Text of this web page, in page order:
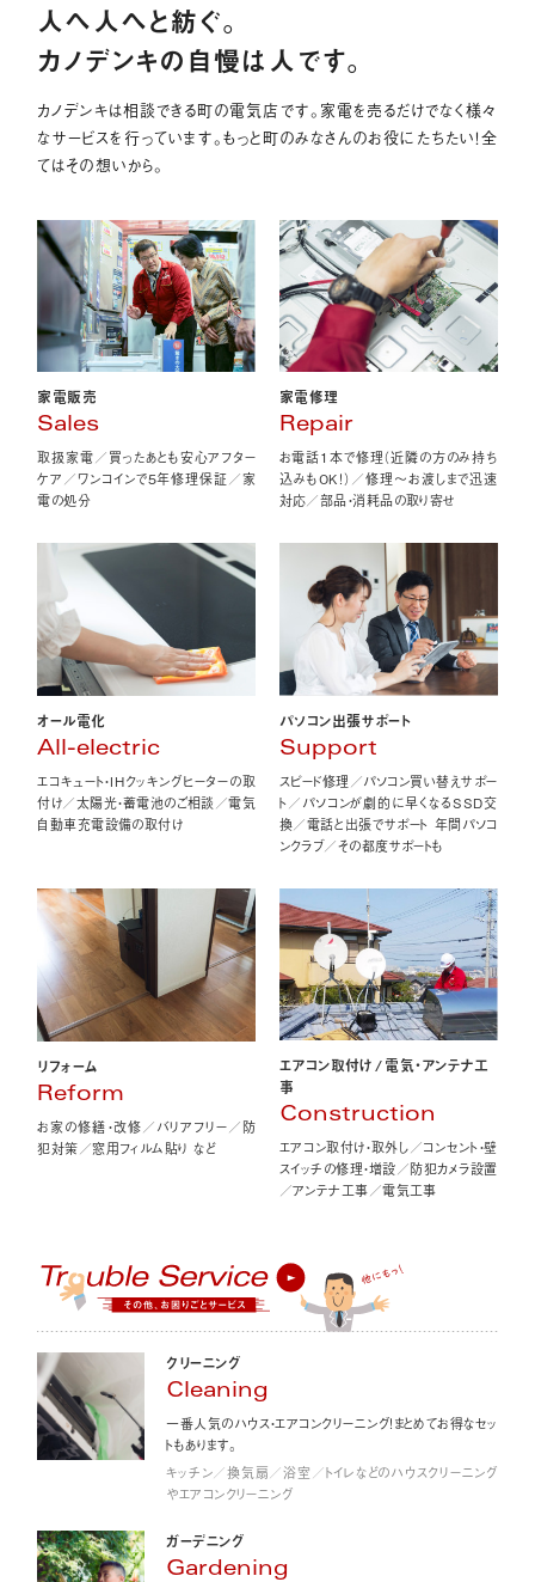
人へ人へと紡ぐ。
カノデンキの自慢は人です。
カノデンキは相談できる町の電気店です。家電を売るだけでなく様々
なサービスを行っています。もっと町のみなさんのお役にたちたい！全
てはその想いから。
家電販売
Sales
取扱家電／買ったあとも安心アフター
ケア／ワンコインで5年修理保証／家
電の処分
家電修理
Repair
お電話1本で修理（近隣の方のみ持ち
込みもOK！）／修理〜お渡しまで迅速
対応／部品・消耗品の取り寄せ
オール電化
All-electric
エコキュート・IHクッキングヒーターの取
付け／太陽光・蓄電池のご相談／電気
自動車充電設備の取付け
パソコン出張サポート
Support
スピード修理／パソコン買い替えサポー
ト／パソコンが劇的に早くなるSSD交
換／電話と出張でサポート 年間パソコ
ンクラブ／その都度サポートも
リフォーム
Reform
お家の修繕・改修／バリアフリー／防
犯対策／窓用フィルム貼り など
エアコン取付け/電気・アンテナ工
事
Construction
エアコン取付け・取外し／コンセント・壁
スイッチの修理・増設／防犯カメラ設置
／アンテナ工事／電気工事
クリーニング
Cleaning
一番人気のハウス・エアコンクリーニング！まとめてお得なセッ
トもあります。
キッチン／換気扇／浴室／トイレなどのハウスクリーニング
やエアコンクリーニング
ガーデニング
Gardening